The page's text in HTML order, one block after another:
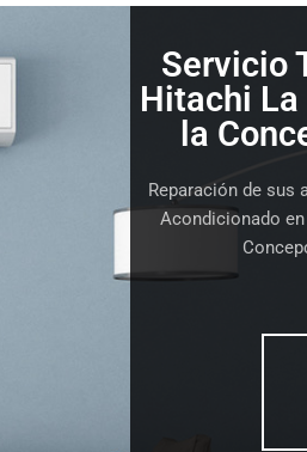
Servicio
Hitachi
la
Reparación de sus
Acondicionado